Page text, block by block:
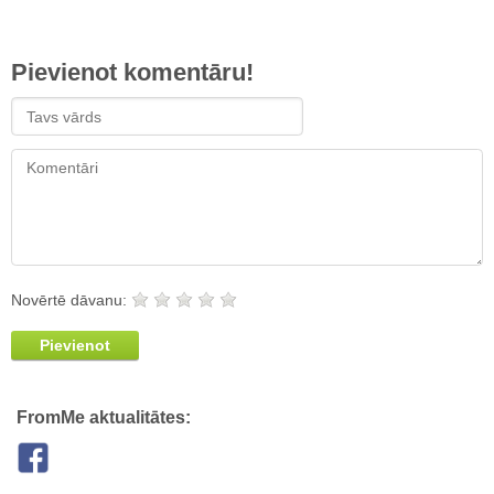
Pievienot komentāru!
Novērtē dāvanu:
Pievienot
FromMe aktualitātes: